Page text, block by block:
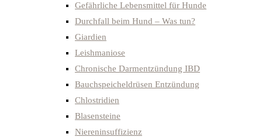
Gefährliche Lebensmittel für Hunde
Durchfall beim Hund – Was tun?
Giardien
Leishmaniose
Chronische Darmentzündung IBD
Bauchspeicheldrüsen Entzündung
Chlostridien
Blasensteine
Niereninsuffizienz